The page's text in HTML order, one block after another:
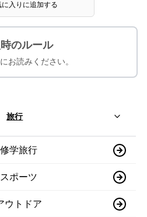
に入りに追加する
のルール
お読みください。
旅行
修学旅行
スポーツ
ウトドア